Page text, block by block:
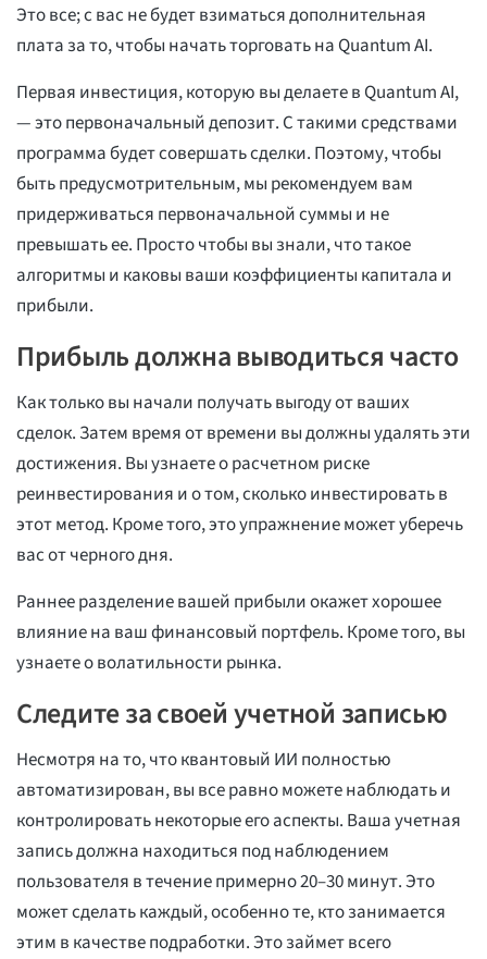
Это все; с вас не будет взиматься дополнительная
плата за то, чтобы начать торговать на Quantum AI.
Первая инвестиция, которую вы делаете в Quantum AI,
— это первоначальный депозит. С такими средствами
программа будет совершать сделки. Поэтому, чтобы
быть предусмотрительным, мы рекомендуем вам
придерживаться первоначальной суммы и не
превышать ее. Просто чтобы вы знали, что такое
алгоритмы и каковы ваши коэффициенты капитала и
прибыли.
Прибыль должна выводиться часто
Как только вы начали получать выгоду от ваших
сделок. Затем время от времени вы должны удалять эти
достижения. Вы узнаете о расчетном риске
реинвестирования и о том, сколько инвестировать в
этот метод. Кроме того, это упражнение может уберечь
вас от черного дня.
Раннее разделение вашей прибыли окажет хорошее
влияние на ваш финансовый портфель. Кроме того, вы
узнаете о волатильности рынка.
Следите за своей учетной записью
Несмотря на то, что квантовый ИИ полностью
автоматизирован, вы все равно можете наблюдать и
контролировать некоторые его аспекты. Ваша учетная
запись должна находиться под наблюдением
пользователя в течение примерно 20–30 минут. Это
может сделать каждый, особенно те, кто занимается
этим в качестве подработки. Это займет всего